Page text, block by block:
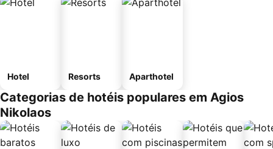
Hotel Resorts Aparthotel
Categorias de hotéis populares em Agios
Nikolaos